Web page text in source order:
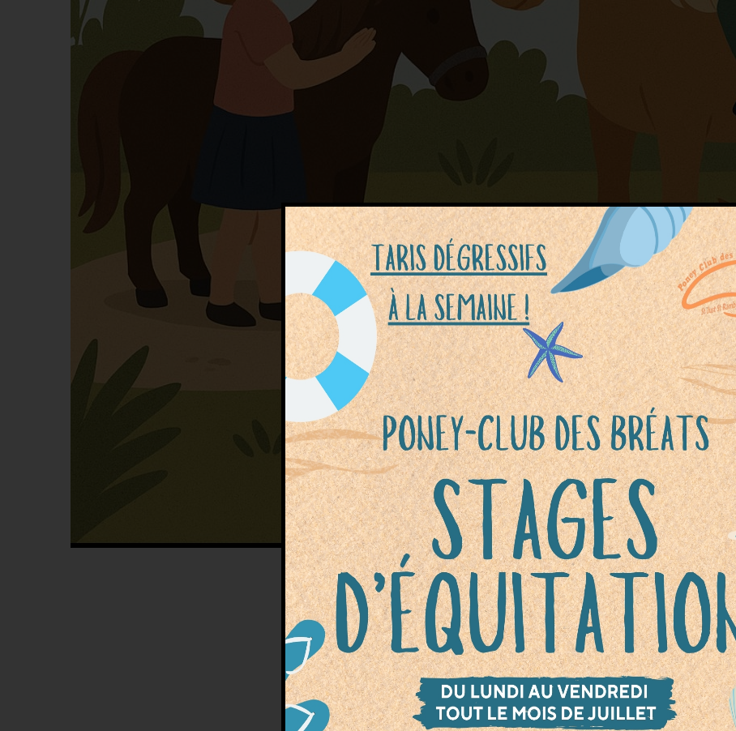
Parce que les premières découvertes laissent les plus
beaux souvenirs !
Vous êtes assistante maternelle et souhaitez faire
découvrir le monde des poneys aux enfants que vous